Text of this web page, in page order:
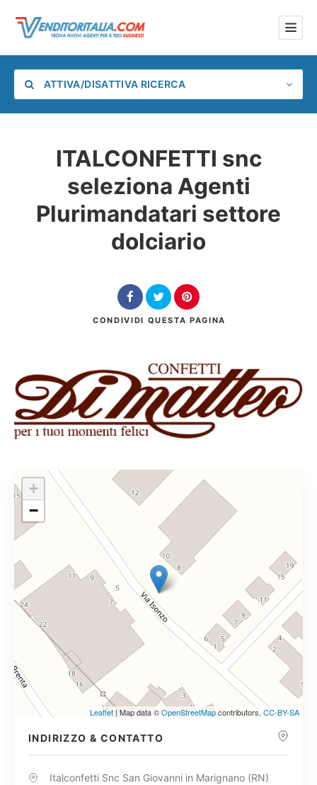
ATTIVA/DISATTIVA RICERCA
Categoria
Posizione
Cerca
ITALCONFETTI snc
seleziona Agenti
Plurimandatari settore
dolciario
CONDIVIDI QUESTA PAGINA
+
−
Leaflet | Map data ©OpenStreetMapcontributors,CC-BY-SA
INDIRIZZO & CONTATTO
Italconfetti Snc San Giovanni in Marignano (RN)